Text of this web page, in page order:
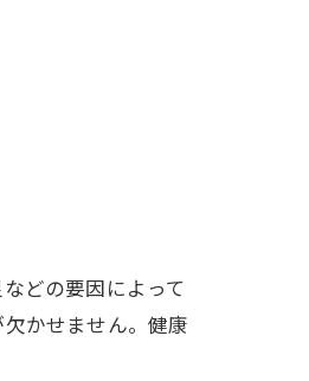
どの要因によって
かせません。健康